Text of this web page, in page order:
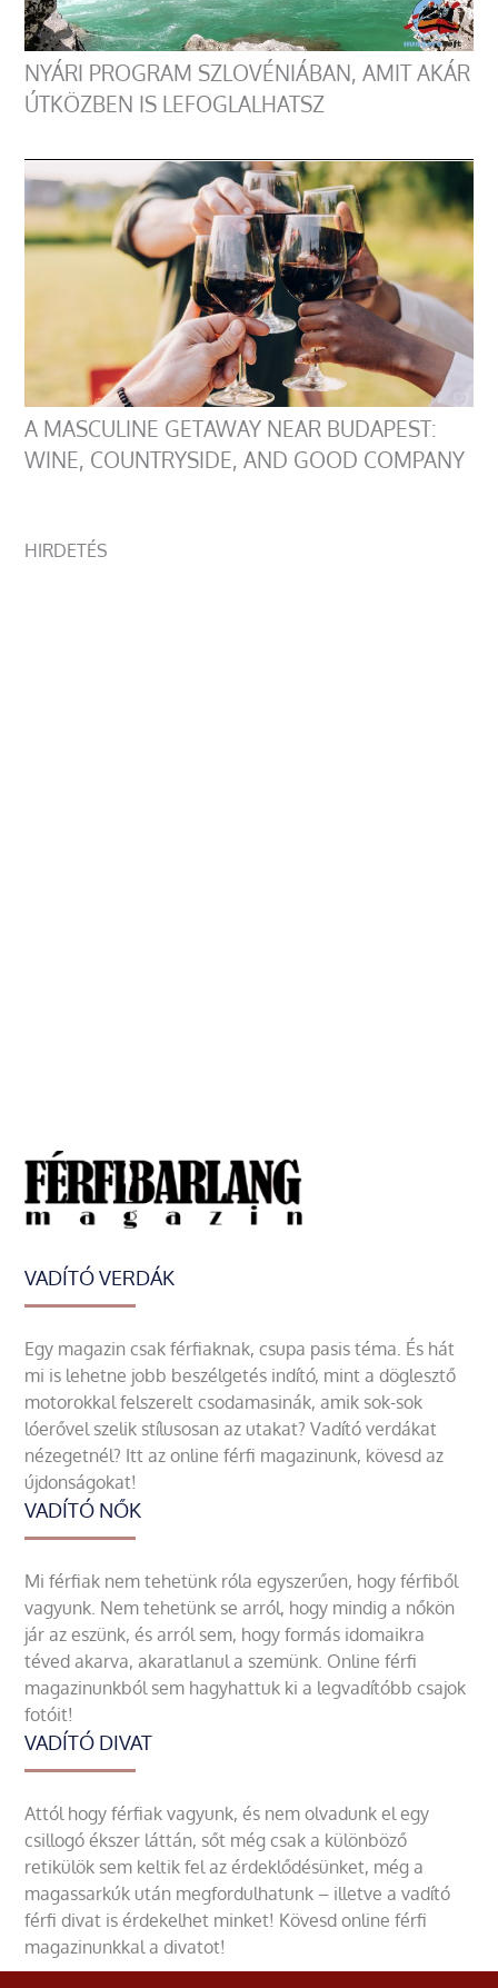
NYÁRI PROGRAM SZLOVÉNIÁBAN, AMIT AKÁR
ÚTKÖZBEN IS LEFOGLALHATSZ
A MASCULINE GETAWAY NEAR BUDAPEST:
WINE, COUNTRYSIDE, AND GOOD COMPANY
HIRDETÉS
VADÍTÓ VERDÁK
Egy magazin csak férfiaknak, csupa pasis téma. És hát
mi is lehetne jobb beszélgetés indító, mint a döglesztő
motorokkal felszerelt csodamasinák, amik sok-sok
lóerővel szelik stílusosan az utakat? Vadító verdákat
nézegetnél? Itt az online férfi magazinunk, kövesd az
újdonságokat!
VADÍTÓ NŐK
Mi férfiak nem tehetünk róla egyszerűen, hogy férfiből
vagyunk. Nem tehetünk se arról, hogy mindig a nőkön
jár az eszünk, és arról sem, hogy formás idomaikra
téved akarva, akaratlanul a szemünk. Online férfi
magazinunkból sem hagyhattuk ki a legvadítóbb csajok
fotóit!
VADÍTÓ DIVAT
Attól hogy férfiak vagyunk, és nem olvadunk el egy
csillogó ékszer láttán, sőt még csak a különböző
retikülök sem keltik fel az érdeklődésünket, még a
magassarkúk után megfordulhatunk – illetve a vadító
férfi divat is érdekelhet minket! Kövesd online férfi
magazinunkkal a divatot!